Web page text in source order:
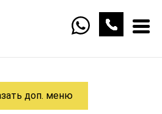
доп. меню